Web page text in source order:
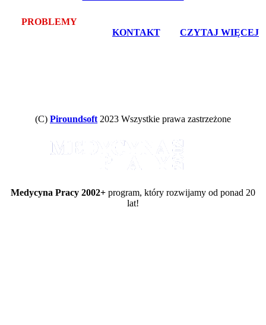
PROBLEMYZ POBRANIEM LUB INSTALACJĄ? -
KONTAKT, lub CZYTAJ WIĘCEJ
(C) Piroundsoft 2023 Wszystkie prawa zastrzeżone
Medycyna Pracy 2002+ program, który rozwijamy od ponad 20
lat!